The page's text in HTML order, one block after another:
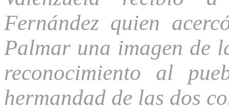
Fernández quien
Palmar una imagen de
reconocimiento al
hermandad de las dos